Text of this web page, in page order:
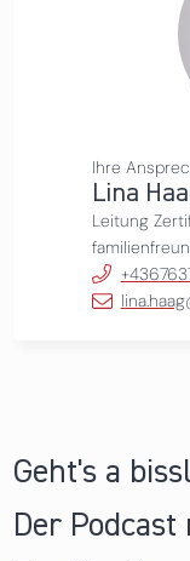
Ihre
Lina
Leitung
Geht's a
Der